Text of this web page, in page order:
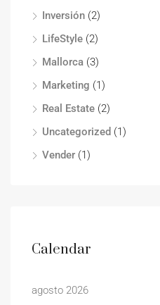
Inversión (2)
LifeStyle (2)
Mallorca (3)
Marketing (1)
Real Estate (2)
Uncategorized (1)
Vender (1)
Calendar
agosto 2026